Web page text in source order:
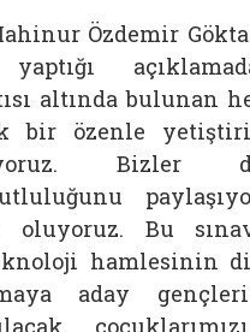
Özdemir
altında bulunan
bir özenle
Bizler
oluyoruz. Bu
hamlesinin
aday